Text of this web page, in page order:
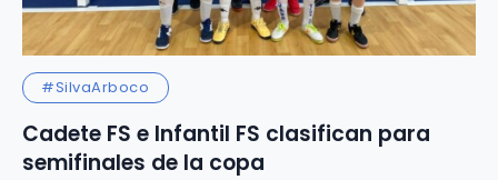
#SilvaArboco
Cadete FS e Infantil FS clasifican para
semifinales de la copa